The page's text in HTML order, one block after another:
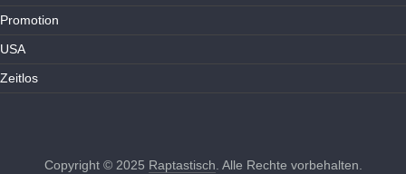
Promotion
USA
Zeitlos
Copyright © 2025 Raptastisch . Alle Rechte vorbehalten.